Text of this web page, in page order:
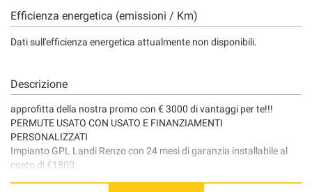
Efficienza energetica (emissioni / Km)
Dati sull'efficienza energetica attualmente non disponibili.
Descrizione
approfitta della nostra promo con € 3000 di vantaggi per te!!!
PERMUTE USATO CON USATO E FINANZIAMENTI
PERSONALIZZATI
Impianto GPL Landi Renzo con 24 mesi di garanzia installabile al
costo di €1800